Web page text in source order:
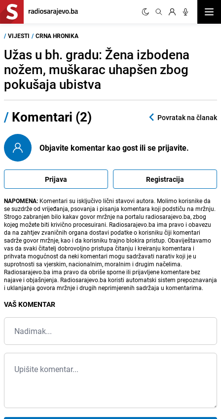
/ VIJESTI / CRNA HRONIKA
Užas u bh. gradu: Žena izbodena
nožem, muškarac uhapšen zbog
pokušaja ubistva
/ Komentari (2) Povratak na članak
Objavite komentar kao gost ili se prijavite.
Prijava Registracija
NAPOMENA: Komentari su isključivo lični stavovi autora. Molimo korisnike da
se suzdrže od vrijeđanja, psovanja i pisanja komentara koji podstiču na mržnju.
Strogo zabranjen bilo kakav govor mržnje na portalu radiosarajevo.ba, zbog
kojeg možete biti krivično procesuirani. Radiosarajevo.ba ima pravo i obavezu
da na zahtjev zvaničnih organa dostavi podatke o korisniku čiji komentari
sadrže govor mržnje, kao i da korisniku trajno blokira pristup. Obaviještavamo
vas da svaki čitatelj dobrovoljno pristupa čitanju i kreiranju komentara i
prihvata mogućnost da neki komentari mogu sadržavati narativ koji je u
suprotnosti sa vjerskim, nacionalnim, moralnim i drugim načelima.
Radiosarajevo.ba ima pravo da obriše sporne ili prijavljene komentare bez
najave i objašnjenja. Radiosarajevo.ba koristi automatski sistem prepoznavanja
i uklanjanja govora mržnje i drugih neprimjerenih sadržaja u komentarima.
VAŠ KOMENTAR